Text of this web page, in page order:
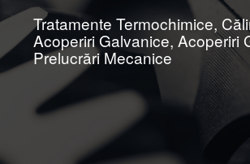
Tratamente Termochimice,
Acoperiri Galvanice, Acoperiri
Prelucrări Mecanice